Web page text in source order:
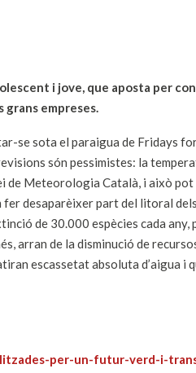
i jove, que aposta per
empreses.
se sota el paraigua de Fridays
són pessimistes: la
de Meteorologia Català, i això
fer desaparèixer part del litoral
de 30.000 espècies cada
arran de la disminució de
escassetat absoluta d’aigua i
per-un-futur-verd-i-